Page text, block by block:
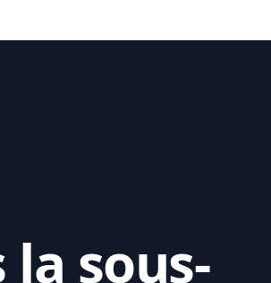
sous-